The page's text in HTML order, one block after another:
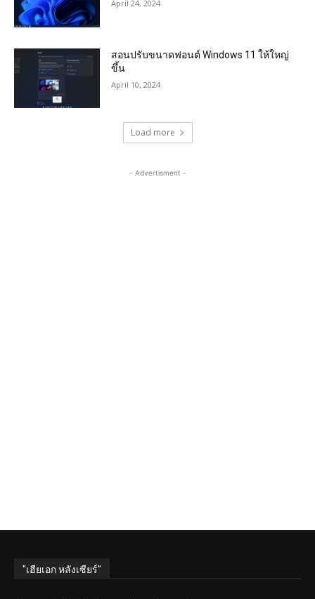
April 24, 2024
สอนปรับขนาดฟอนต์ Windows 11 ให้ใหญ่
ขึ้น
April 10, 2024
Load more
- Advertisment -
"เฮียเอก หลังเซียร์"